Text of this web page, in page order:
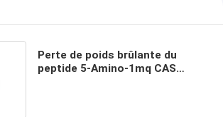
Perte de poids brûlante du
peptide 5-Amino-1mq CAS